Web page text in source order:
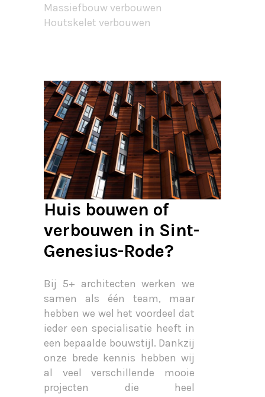
Massiefbouw verbouwen
Houtskelet verbouwen
Huis bouwen of
verbouwen in Sint-
Genesius-Rode?
Bij 5+ architecten werken we
samen als één team, maar
hebben we wel het voordeel dat
ieder een specialisatie heeft in
een bepaalde bouwstijl. Dankzij
onze brede kennis hebben wij
al veel verschillende mooie
projecten die heel